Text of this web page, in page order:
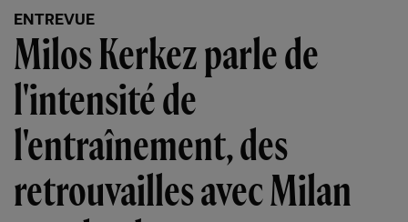
ENTREVUE
Milos Kerkez parle de
l'intensité de
l'entraînement, des
retrouvailles avec Milan